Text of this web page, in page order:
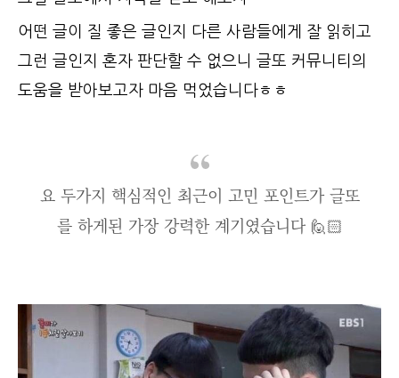
어떤 글이 질 좋은 글인지 다른 사람들에게 잘 읽히고
그런 글인지 혼자 판단할 수 없으니 글또 커뮤니티의
도움을 받아보고자 마음 먹었습니다ㅎㅎ
요 두가지 핵심적인 최근이 고민 포인트가 글또
를 하게된 가장 강력한 계기였습니다 🙋🏻